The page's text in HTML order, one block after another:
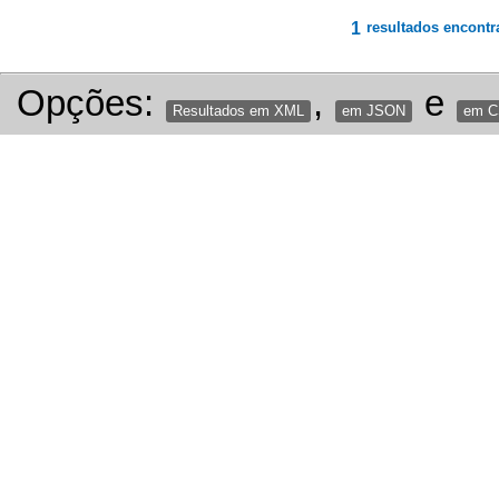
1 resultados
Opções: Resultados em XML , em JSON e em